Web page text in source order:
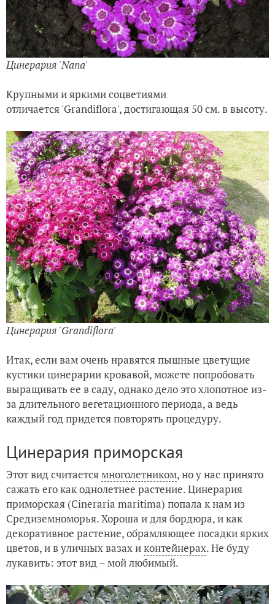
Цинерария 'Nana'
Крупными и яркими соцветиями
отличается 'Grandiflora', достигающая 50 см. в высоту.
Цинерария 'Grandiflora'
Итак, если вам очень нравятся пышные цветущие
кустики цинерарии кровавой, можете попробовать
выращивать ее в саду, однако дело это хлопотное из-
за длительного вегетационного периода, а ведь
каждый год придется повторять процедуру.
Цинерария приморская
Этот вид считаетсямноголетником, но у нас принято
сажать его как однолетнее растение. Цинерария
приморская (Сinerariа maritima) попала к нам из
Средиземноморья. Хороша и для бордюра, и как
декоративное растение, обрамляющее посадки ярких
цветов, и в уличных вазах иконтейнерах. Не буду
лукавить: этот вид – мой любимый.